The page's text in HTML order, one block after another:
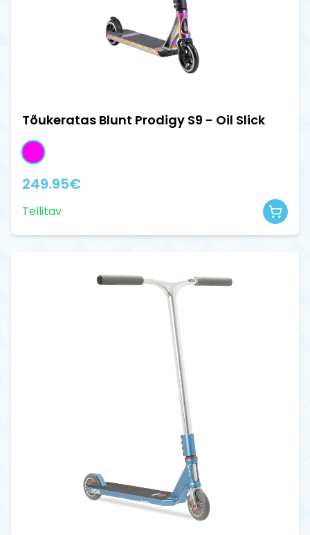
Tõukeratas Blunt Prodigy S9 - Oil Slick
249.95€
Tellitav